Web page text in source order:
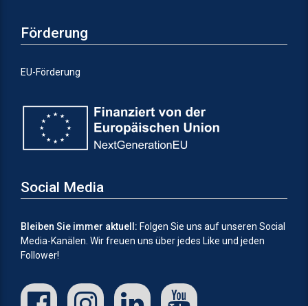
Förderung
EU-Förderung
Social Media
Bleiben Sie immer aktuell: Folgen Sie uns auf unseren Social
Media-Kanälen. Wir freuen uns über jedes Like und jeden
Follower!